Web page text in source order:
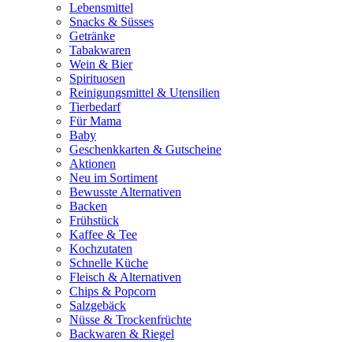
Lebensmittel
Snacks & Süsses
Getränke
Tabakwaren
Wein & Bier
Spirituosen
Reinigungsmittel & Utensilien
Tierbedarf
Für Mama
Baby
Geschenkkarten & Gutscheine
Aktionen
Neu im Sortiment
Bewusste Alternativen
Backen
Frühstück
Kaffee & Tee
Kochzutaten
Schnelle Küche
Fleisch & Alternativen
Chips & Popcorn
Salzgebäck
Nüsse & Trockenfrüchte
Backwaren & Riegel